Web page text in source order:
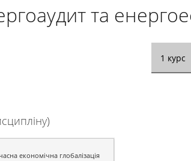
та
1 курс
економічна глобалізація